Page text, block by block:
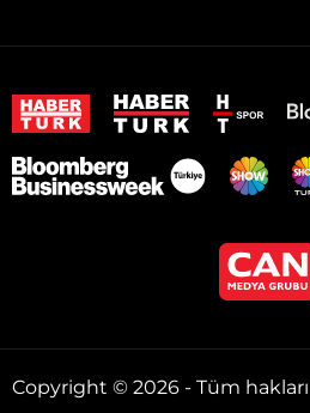
Copyright © 2026 - Tüm hakları